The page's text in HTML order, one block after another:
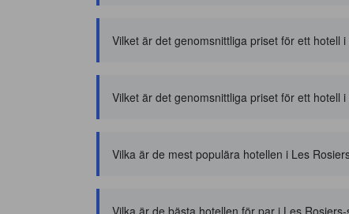
Vilket är det genomsnittliga priset för ett hotell
Vilket är det genomsnittliga priset för ett hotell
Vilka är de mest populära hotellen i Les
Vilka är de bästa hotellen för par i Les